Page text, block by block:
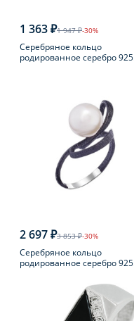
1 363 ₽1 947 ₽-30%
Серебряное кольцо
родированное серебро 925
2 697 ₽3 853 ₽-30%
Серебряное кольцо
родированное серебро 925